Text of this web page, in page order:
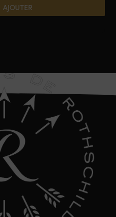
AJOUTER